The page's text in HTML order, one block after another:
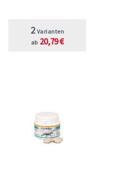
2 Varianten
ab 20,79 €